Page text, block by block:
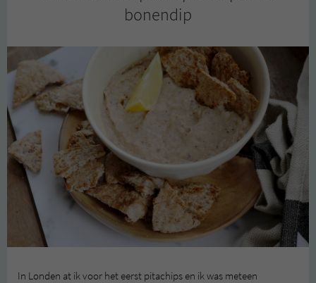
bonendip
In Londen at ik voor het eerst pitachips en ik was meteen